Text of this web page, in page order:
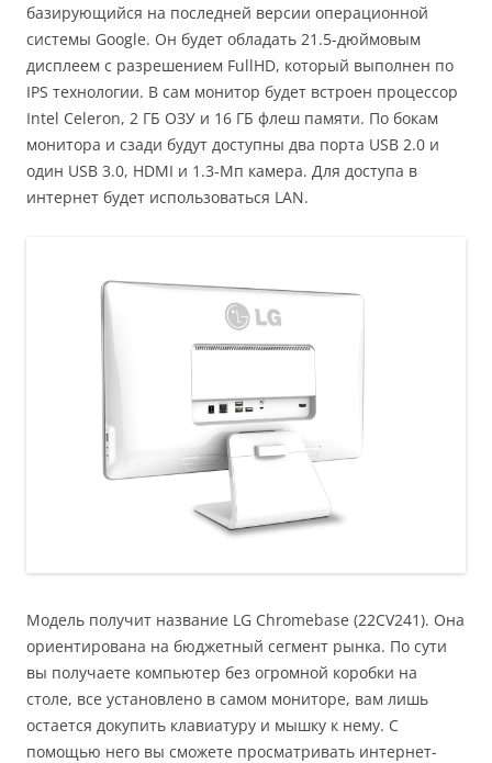
базирующийся на последней версии операционной
системы Google. Он будет обладать 21.5-дюймовым
дисплеем с разрешением FullHD, который выполнен по
IPS технологии. В сам монитор будет встроен процессор
Intel Celeron, 2 ГБ ОЗУ и 16 ГБ флеш памяти. По бокам
монитора и сзади будут доступны два порта USB 2.0 и
один USB 3.0, HDMI и 1.3-Мп камера. Для доступа в
интернет будет использоваться LAN.
Модель получит название LG Chromebase (22CV241). Она
ориентирована на бюджетный сегмент рынка. По сути
вы получаете компьютер без огромной коробки на
столе, все установлено в самом мониторе, вам лишь
остается докупить клавиатуру и мышку к нему. С
помощью него вы сможете просматривать интернет-